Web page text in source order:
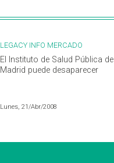
LEGACY INFO MERCADO
El Instituto de Salud Pública de
Madrid puede desaparecer
Lunes, 21/Abr/2008